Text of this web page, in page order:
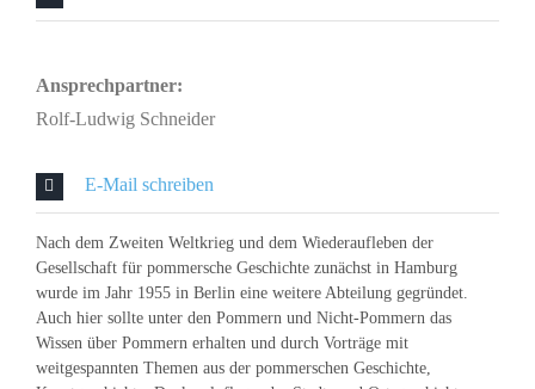
Ansprechpartner:
Rolf-Ludwig Schneider
E-Mail schreiben
Nach dem Zweiten Weltkrieg und dem Wiederaufleben der
Gesellschaft für pommersche Geschichte zunächst in Hamburg
wurde im Jahr 1955 in Berlin eine weitere Abteilung gegründet.
Auch hier sollte unter den Pommern und Nicht-Pommern das
Wissen über Pommern erhalten und durch Vorträge mit
weitgespannten Themen aus der pommerschen Geschichte,